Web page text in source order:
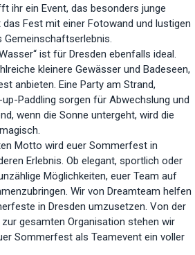
ihr ein Event, das besonders junge
Fest mit einer Fotowand und lustigen
ist für Dresden ebenfalls ideal.
kleinere Gewässer und Badeseen,
anbieten. Eine Party am Strand,
Paddling sorgen für Abwechslung und
wenn die Sonne untergeht, wird die
Motto wird euer Sommerfest in
Erlebnis. Ob elegant, sportlich oder
Möglichkeiten, euer Team auf
Wir von Dreamteam helfen
in Dresden umzusetzen. Von der
gesamten Organisation stehen wir
Sommerfest als Teamevent ein voller